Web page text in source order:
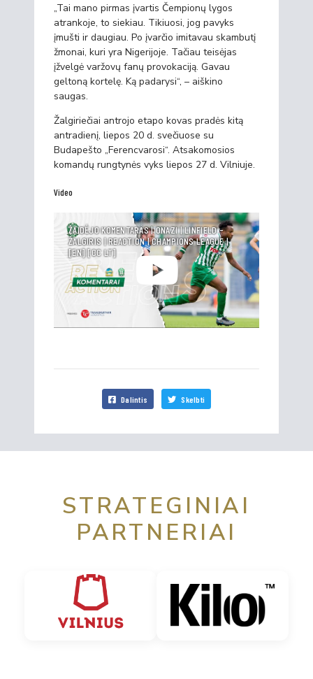
„Tai mano pirmas įvartis Čempionų lygos
atrankoje, to siekiau. Tikiuosi, jog pavyks
įmušti ir daugiau. Po įvarčio imitavau skambutį
žmonai, kuri yra Nigerijoje. Tačiau teisėjas
įžvelgė varžovų fanų provokaciją. Gavau
geltoną kortelę. Ką padarysi“, – aiškino
saugas.
Žalgiriečiai antrojo etapo kovas pradės kitą
antradienį, liepos 20 d. svečiuose su
Budapešto „Ferencvarosi“. Atsakomosios
komandų rungtynės vyks liepos 27 d. Vilniuje.
Video
ŽAIDĖJO KOMENTARAS | ONAZI | LINFIELD -
ŽALGIRIS | REACTION | CHAMPIONS LEAGUE |
[EN] [CC LT]
Dalintis Skelbti
STRATEGINIAI
PARTNERIAI